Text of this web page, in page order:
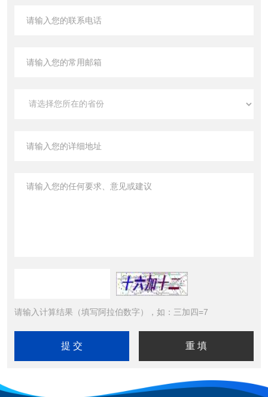
请输入计算结果（填写阿拉伯数字），如：三加四=7